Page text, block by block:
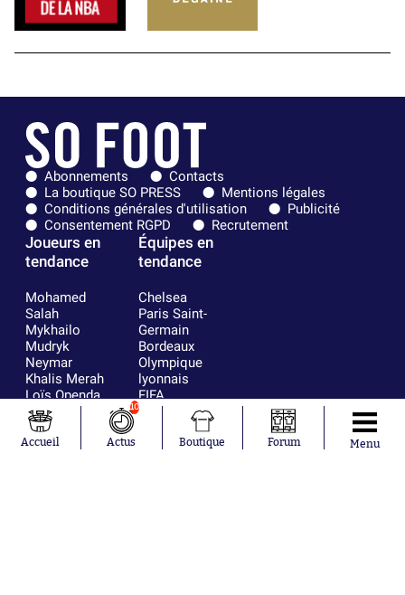
Abonnements
Contacts
La boutique SO PRESS
Mentions légales
Conditions générales d'utilisation
Publicité
Consentement RGPD
Recrutement
Joueurs en
tendance
Mohamed
Salah
Mykhailo
Mudryk
Neymar
Khalis Merah
Loïs Openda
Moussa
Niakhaté
Nicolás
Équipes en
tendance
Chelsea
Paris Saint-
Germain
Bordeaux
Olympique
lyonnais
FIFA
Real Madrid
RC Strasbourg
AC Milan
Accueil
10
Actus Boutique Forum Menu